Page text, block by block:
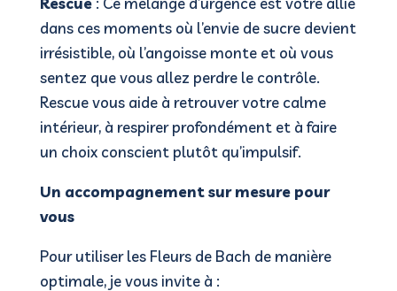
dans ces moments où l’envie de sucre devient
irrésistible, où l’angoisse monte et où vous
sentez que vous allez perdre le contrôle.
Rescue vous aide à retrouver votre calme
intérieur, à respirer profondément et à faire
un choix conscient plutôt qu’impulsif.
Un accompagnement sur mesure pour
vous
Pour utiliser les Fleurs de Bach de manière
optimale, je vous invite à :